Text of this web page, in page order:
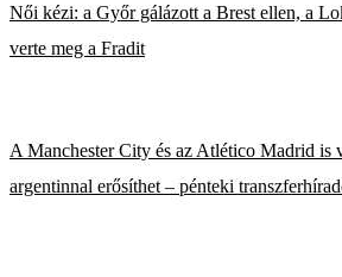
Női kézi: a Győr gálázott a Brest ellen, a
verte meg a Fradit
A Manchester City és az Atlético Madrid is
argentinnal erősíthet – pénteki